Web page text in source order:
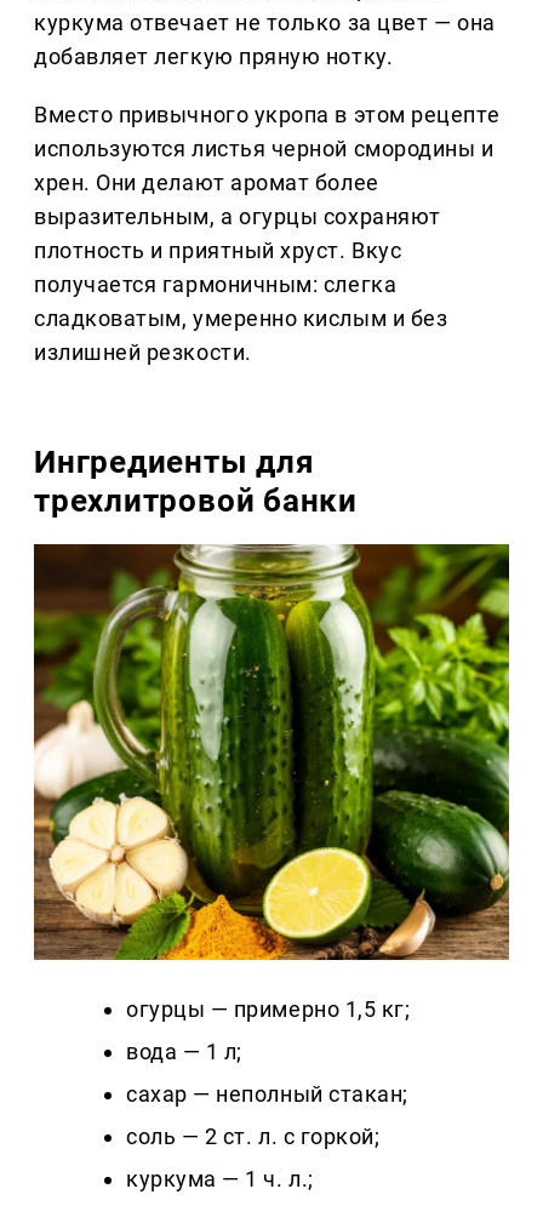
куркума отвечает не только за цвет — она
добавляет легкую пряную нотку.
Вместо привычного укропа в этом рецепте
используются листья черной смородины и
хрен. Они делают аромат более
выразительным, а огурцы сохраняют
плотность и приятный хруст. Вкус
получается гармоничным: слегка
сладковатым, умеренно кислым и без
излишней резкости.
Ингредиенты для
трехлитровой банки
огурцы — примерно 1,5 кг;
вода — 1 л;
сахар — неполный стакан;
соль — 2 ст. л. с горкой;
куркума — 1 ч. л.;